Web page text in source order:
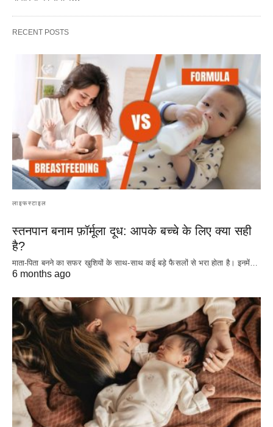
RECENT POSTS
लाइफस्टाइल
स्तनपान बनाम फ़ॉर्मूला दूध: आपके बच्चे के लिए क्या सही
है?
माता-पिता बनने का सफर खुशियों के साथ-साथ कई बड़े फैसलों से भरा होता है। इनमें…
6 months ago